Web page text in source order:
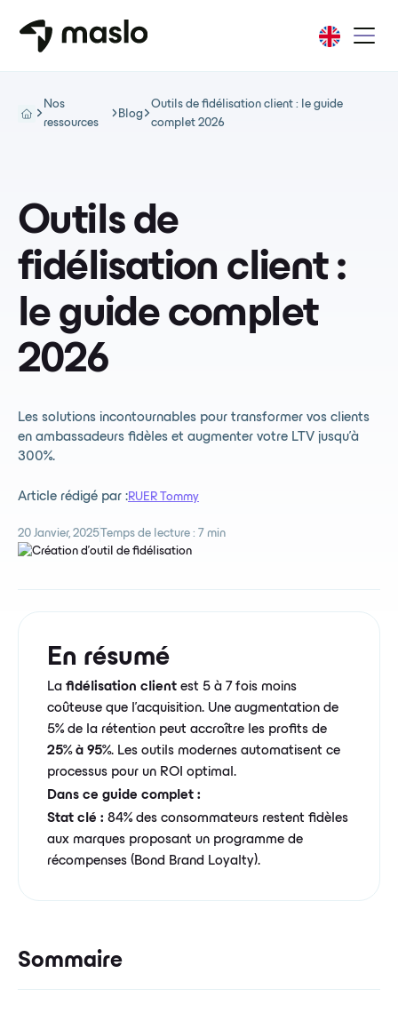
Nos
ressources
Blog
Outils de fidélisation client : le guide
complet 2026
Outils de
fidélisation client :
le guide complet
2026
Les solutions incontournables pour transformer vos clients
en ambassadeurs fidèles et augmenter votre LTV jusqu'à
300%.
Article rédigé par :RUER Tommy
20 Janvier, 2025Temps de lecture : 7 min
En résumé
La fidélisation client est 5 à 7 fois moins
coûteuse que l'acquisition. Une augmentation de
5% de la rétention peut accroître les profits de
25% à 95%. Les outils modernes automatisent ce
processus pour un ROI optimal.
Dans ce guide complet :
Stat clé : 84% des consommateurs restent fidèles
aux marques proposant un programme de
récompenses (Bond Brand Loyalty).
Sommaire